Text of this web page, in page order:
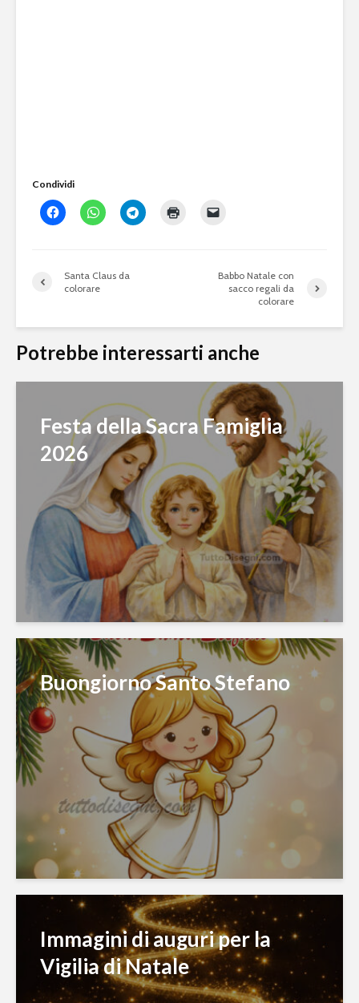
Condividi
Santa Claus da
colorare
Babbo Natale con
sacco regali da
colorare
Potrebbe interessarti anche
Festa della Sacra Famiglia
2026
Buongiorno Santo Stefano
Immagini di auguri per la
Vigilia di Natale